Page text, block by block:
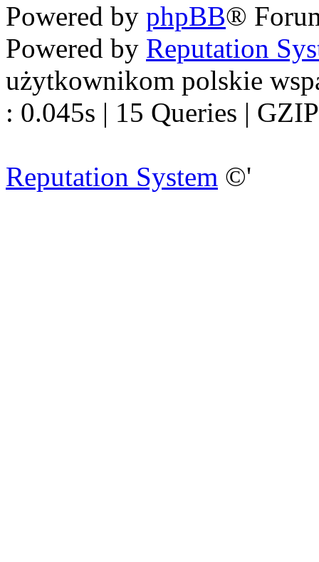
Powered by phpBB®
Powered by Reputation
użytkownikom polskie
: 0.045s | 15 Queries |
Reputation System ©'